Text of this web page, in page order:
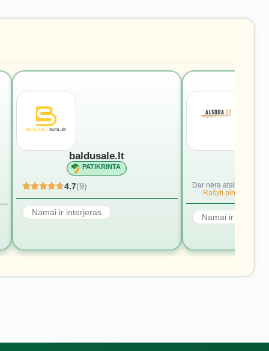
baldusale.lt
PATIKRINTA
4.7(9)
Namai ir interjeras
Dar nėra atsiliepimų.
Rašyti pirmąjį.
Namai ir